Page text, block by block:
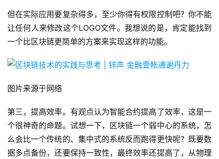
但在实际应用要复杂得多，至少你得有权限控制吧？你不能
让任何人来修改这个LOGO文件。我想说的是，肯定能找到
一个比区块链更简单的方案来实现这样的功能。
图片来源于网络
第三，提高效率。有观点认为智能合约提高了效率，这是一
个很神奇的命题。试想一下，区块链一个弱中心的系统，怎
么会比一个传统的、集中式的系统反而跑得更快呢？既要数
据多点备份，还要保持一致性，最终效率还提高了，从物理